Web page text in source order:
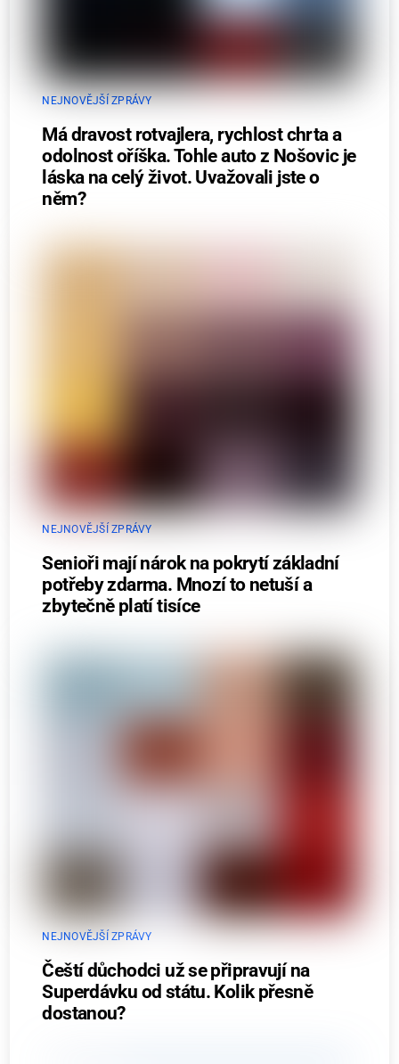
NEJNOVĚJŠÍ ZPRÁVY
Má dravost rotvajlera, rychlost chrta a
odolnost oříška. Tohle auto z Nošovic je
láska na celý život. Uvažovali jste o
něm?
NEJNOVĚJŠÍ ZPRÁVY
Senioři mají nárok na pokrytí základní
potřeby zdarma. Mnozí to netuší a
zbytečně platí tisíce
NEJNOVĚJŠÍ ZPRÁVY
Čeští důchodci už se připravují na
Superdávku od státu. Kolik přesně
dostanou?